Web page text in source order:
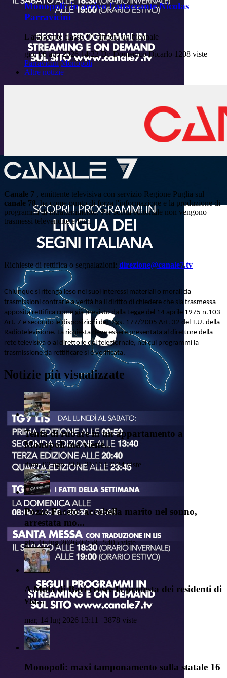
Monopoli: in arrivo l'attaccante Nicolas
Parravicini
L'attaccante classe '97 firmerà un biennale
gio, 06 ago 2026 14:22 Di: Domenico Dicarlo 1208 viste
Parravicini Monopoli
Altre notizie
Canale 7 , emittente televisiva con servizio Regione Puglia sul
canale 78, ha come punto di forza l'informazione e la produzione di
programmi di intrattenimento. Per scelta editoriale non vengono
trasmessi televendite e film.
Richieste di rettifica o segnalazioni: direzione@canale7.tv
Chiunque si ritenga leso nei suoi interessi materiali o morali da
trasmissioni contrarie a verità ha il diritto di chiedere che sia trasmessa
apposita rettifica come già previsto dalla Legge del 14 aprile 1975 n.103
Art. 7 e secondo le disposizioni del Dlgs. 177/2005 Art. 32 del T.U. della
Radiotelevisione. La richiesta deve essere presentata al direttore della
rete televisiva o al direttore del telegiornale, nei cui programmi la
trasmissione da rettificare si è verificata.
Notizie più visualizzate
Tenta di rubare in un appartamento a
Monopoli ma viene...
dom, 02 ago 2026 21:17 | 7634 viste
Pozzo Faceto: accoltella marito nel sonno,
arrestata mo...
gio, 16 lug 2026 07:58 | 5405 viste
A Mola di Bari cresce la protesta dei residenti di
via...
mar, 14 lug 2026 13:11 | 3878 viste
Monopoli: maxi tamponamento sulla statale 16